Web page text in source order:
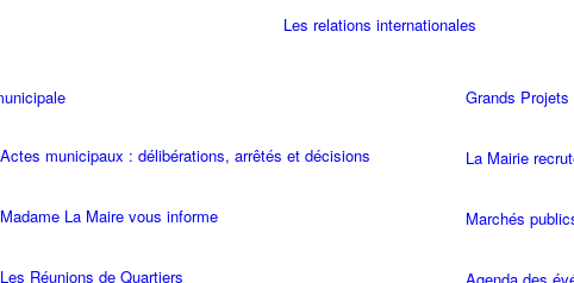
Les relations internationales
Actes municipaux : délibérations, arrêtés et décisions
Madame La Maire vous informe
Les Réunions de Quartiers
Grands Projets
La Mairie
Marchés